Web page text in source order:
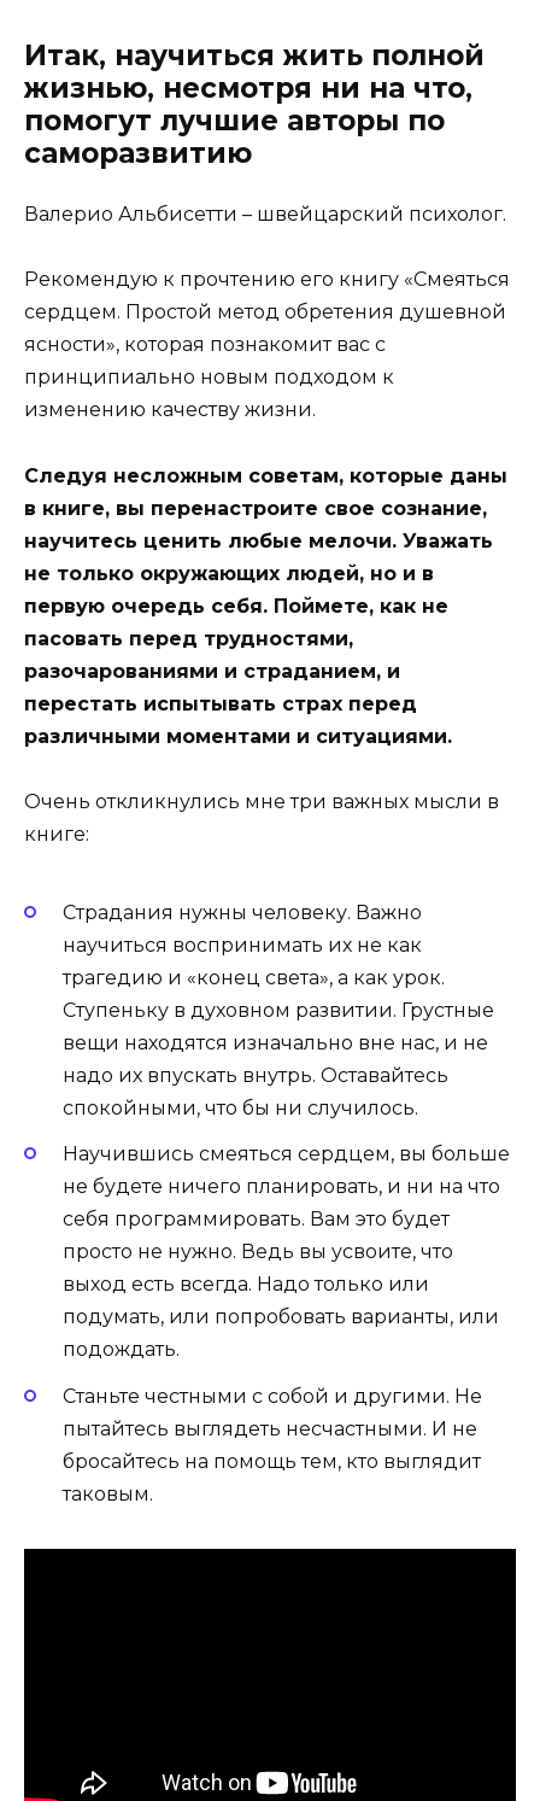
Итак, научиться жить полной
жизнью, несмотря ни на что,
помогут лучшие авторы по
саморазвитию
Валерио Альбисетти – швейцарский психолог.
Рекомендую к прочтению его книгу «Смеяться
сердцем. Простой метод обретения душевной
ясности», которая познакомит вас с
принципиально новым подходом к
изменению качеству жизни.
Следуя несложным советам, которые даны
в книге, вы перенастроите свое сознание,
научитесь ценить любые мелочи. Уважать
не только окружающих людей, но и в
первую очередь себя. Поймете, как не
пасовать перед трудностями,
разочарованиями и страданием, и
перестать испытывать страх перед
различными моментами и ситуациями.
Очень откликнулись мне три важных мысли в
книге:
Страдания нужны человеку. Важно
научиться воспринимать их не как
трагедию и «конец света», а как урок.
Ступеньку в духовном развитии. Грустные
вещи находятся изначально вне нас, и не
надо их впускать внутрь. Оставайтесь
спокойными, что бы ни случилось.
Научившись смеяться сердцем, вы больше
не будете ничего планировать, и ни на что
себя программировать. Вам это будет
просто не нужно. Ведь вы усвоите, что
выход есть всегда. Надо только или
подумать, или попробовать варианты, или
подождать.
Станьте честными с собой и другими. Не
пытайтесь выглядеть несчастными. И не
бросайтесь на помощь тем, кто выглядит
таковым.